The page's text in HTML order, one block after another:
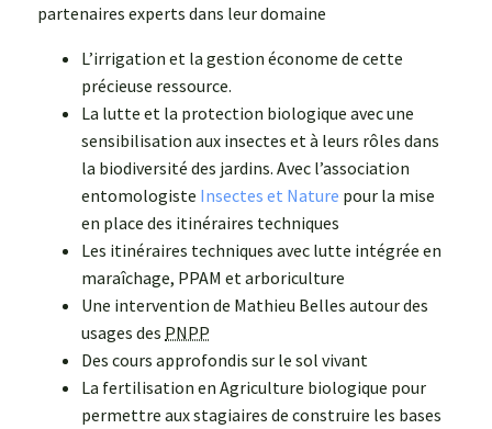
partenaires experts dans leur domaine
L’irrigation et la gestion économe de cette
précieuse ressource.
La lutte et la protection biologique avec une
sensibilisation aux insectes et à leurs rôles dans
la biodiversité des jardins. Avec l’association
entomologiste Insectes et Nature pour la mise
en place des itinéraires techniques
Les itinéraires techniques avec lutte intégrée en
maraîchage, PPAM et arboriculture
Une intervention de Mathieu Belles autour des
usages des PNPP
Des cours approfondis sur le sol vivant
La fertilisation en Agriculture biologique pour
permettre aux stagiaires de construire les bases